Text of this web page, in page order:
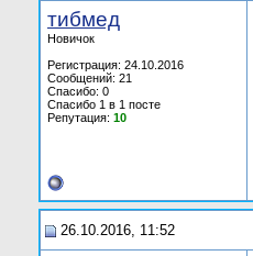
тибмед
Новичок
Регистрация: 24.10.2016
Сообщений: 21
Спасибо: 0
Спасибо 1 в 1 посте
Репутация: 10
26.10.2016, 11:52